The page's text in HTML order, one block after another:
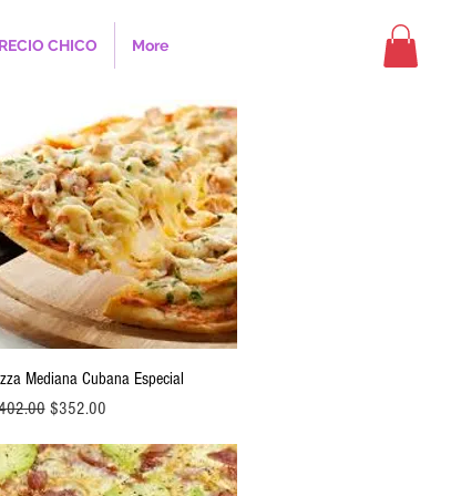
CHICO More
Vista rápida
Mediana Cubana Especial
Precio de oferta
$352.00